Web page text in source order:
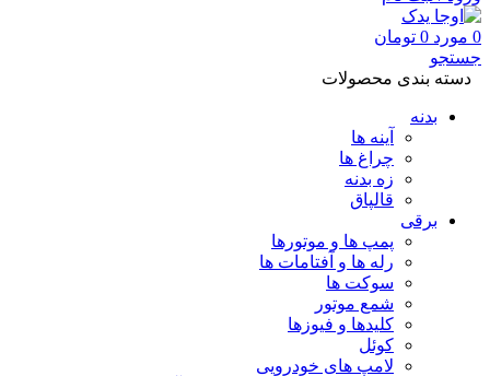
0 مورد 0 تومان
جستجو
دسته بندی محصولات
بدنه
آینه ها
چراغ ها
زه بدنه
قالپاق
برقی
پمپ ها و موتورها
رله ها و آفتامات ها
سوکت ها
شمع موتور
کلیدها و فیوزها
کوئل
لامپ های خودرویی